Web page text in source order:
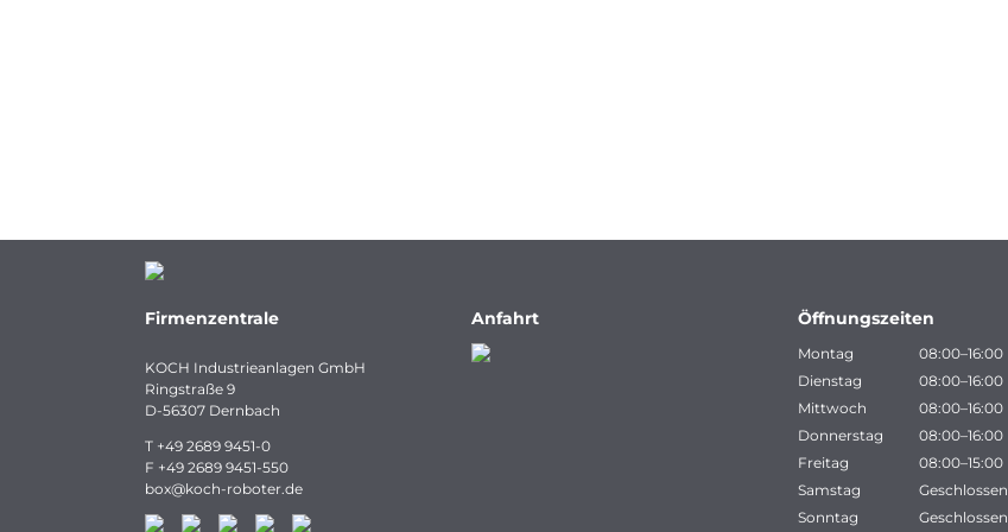
Firmenzentrale
KOCH Industrieanlagen GmbH
Ringstraße 9
D-56307 Dernbach
T +49 2689 9451-0
F +49 2689 9451-550
box@koch-roboter.de
Anfahrt Öffnungszeiten
Montag
08:00–16:00
Dienstag
08:00–16:00
Mittwoch
08:00–16:00
Donnerstag
08:00–16:00
Freitag
08:00–15:00
Samstag
Geschlossen
Sonntag
Geschlossen